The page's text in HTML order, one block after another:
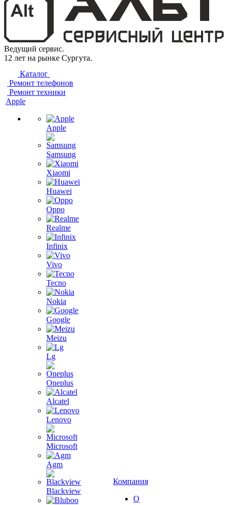
Ведущий сервис.
12 лет на рынке Сургута.
Каталог
Ремонт телефонов
Ремонт техники
Apple
Apple
Samsung
Xiaomi
Huawei
Oppo
Realme
Infinix
Vivo
Tecno
Nokia
Google
Meizu
Lg
Oneplus
Alcatel
Lenovo
Microsoft
Agm
Blackview
Компания
О